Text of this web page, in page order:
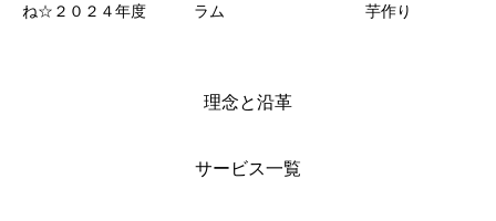
ね☆２０２４年度
ラム
芋作り
理念と沿革
サービス一覧